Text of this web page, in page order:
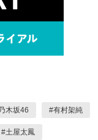
木坂46 #有村架純
#土屋太鳳